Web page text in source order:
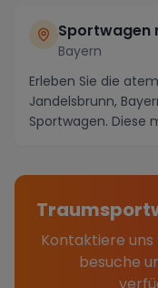
Sportwagen
Bayern
Erleben Sie die
Jandelsbrunn,
Sportwagen. Diese
Kontaktiere
besuche